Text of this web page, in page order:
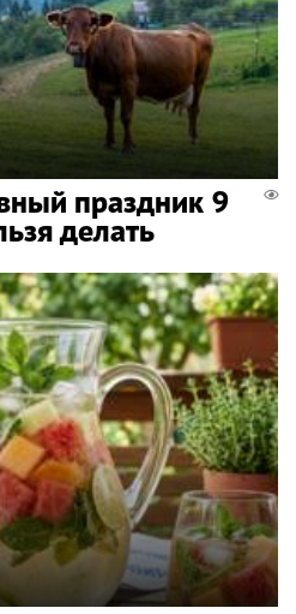
праздник 9
делать